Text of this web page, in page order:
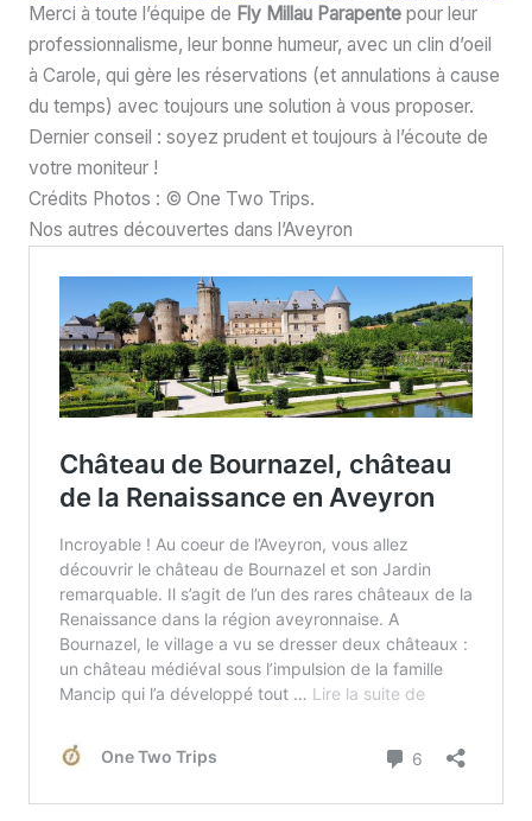
Merci à toute l’équipe de Fly Millau Parapente pour leur
professionnalisme, leur bonne humeur, avec un clin d’oeil
à Carole, qui gère les réservations (et annulations à cause
du temps) avec toujours une solution à vous proposer.
Dernier conseil : soyez prudent et toujours à l’écoute de
votre moniteur !
Crédits Photos : © One Two Trips.
Nos autres découvertes dans l’Aveyron